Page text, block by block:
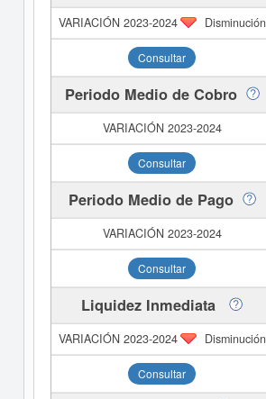
Disminución
Consultar
Periodo Medio de Cobro
Consultar
Periodo Medio de Pago
Consultar
Liquidez Inmediata
Disminución
Consultar